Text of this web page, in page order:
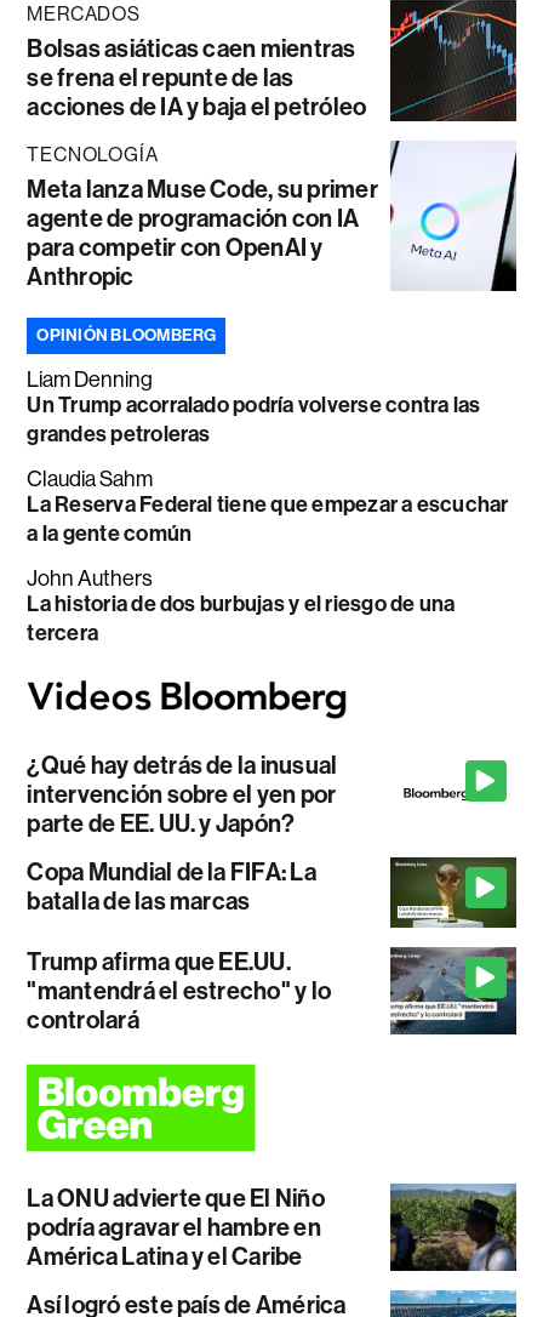
MERCADOS
Bolsas asiáticas caen mientras
se frena el repunte de las
acciones de IA y baja el petróleo
TECNOLOGÍA
Meta lanza Muse Code, su primer
agente de programación con IA
para competir con OpenAI y
Anthropic
OPINIÓN BLOOMBERG
Liam Denning
Un Trump acorralado podría volverse contra las
grandes petroleras
Claudia Sahm
La Reserva Federal tiene que empezar a escuchar
a la gente común
John Authers
La historia de dos burbujas y el riesgo de una
tercera
¿Qué hay detrás de la inusual
intervención sobre el yen por
parte de EE. UU. y Japón?
Copa Mundial de la FIFA: La
batalla de las marcas
Trump afirma que EE.UU.
"mantendrá el estrecho" y lo
controlará
La ONU advierte que El Niño
podría agravar el hambre en
América Latina y el Caribe
Así logró este país de América